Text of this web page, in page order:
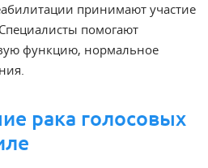
принимают участие
помогают
функцию, нормальное
рака голосовых